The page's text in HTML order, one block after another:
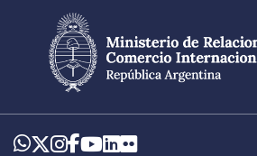
contenido
principal
Whatsapp
Twitter
Instagram
Facebook
YouTube
LinkedIn
Flickr